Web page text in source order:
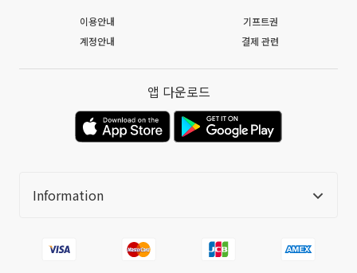
이용안내
기프트권
계정안내
결제 관련
앱 다운로드
Information